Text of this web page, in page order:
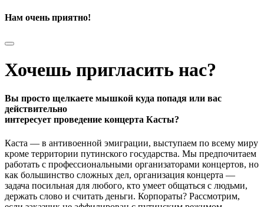
Нам очень приятно!
Хочешь пригласить нас?
Вы просто щелкаете мышкой куда попадя или вас
действительно
интересует проведение концерта Касты?
Каста — в антивоенной эмиграции, выступаем по всему миру
кроме территории путинского государства. Мы предпочитаем
работать с профессиональными организаторами концертов, но
как большинство сложных дел, организация концерта —
задача посильная для любого, кто умеет общаться с людьми,
держать слово и считать деньги. Корпораты? Рассмотрим,